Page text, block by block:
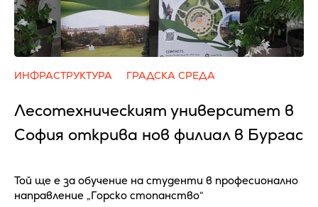
ИНФРАСТРУКТУРА ГРАДСКА СРЕДА
Лесотехническият университет в
София открива нов филиал в Бургас
Той ще е за обучение на студенти в професионално
направление „Горско стопанство“